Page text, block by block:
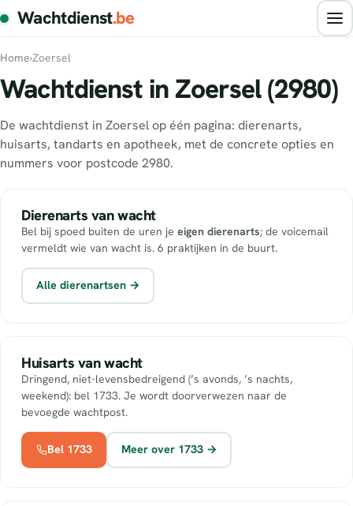
Wachtdienst.be
Home›Zoersel
Wachtdienst in Zoersel (2980)
De wachtdienst in Zoersel op één pagina: dierenarts,
huisarts, tandarts en apotheek, met de concrete opties en
nummers voor postcode 2980.
Dierenarts van wacht
Bel bij spoed buiten de uren je eigen dierenarts; de voicemail
vermeldt wie van wacht is. 6 praktijken in de buurt.
Alle dierenartsen →
Huisarts van wacht
Dringend, niet-levensbedreigend (’s avonds, ’s nachts,
weekend): bel 1733. Je wordt doorverwezen naar de
bevoegde wachtpost.
Bel 1733 Meer over 1733 →